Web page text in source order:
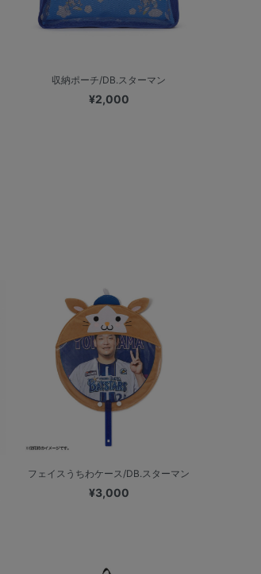
収納ポーチ/DB.スターマン
¥2,000
フェイスうちわケース/DB.スターマン
¥3,000